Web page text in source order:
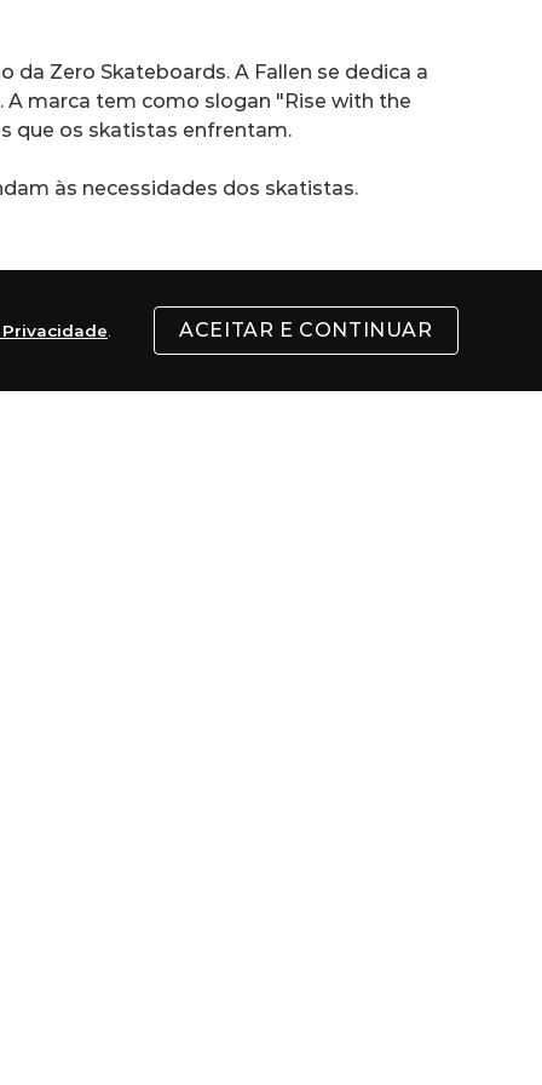
ACEITAR E CONTINUAR
Zero Skateboards. A Fallen se dedica a
marca tem como slogan "Rise with the
que os skatistas enfrentam.
às necessidades dos skatistas.
Josh Harmony, Brian Hansen e Tony
A Fallen patrocina diversos eventos de